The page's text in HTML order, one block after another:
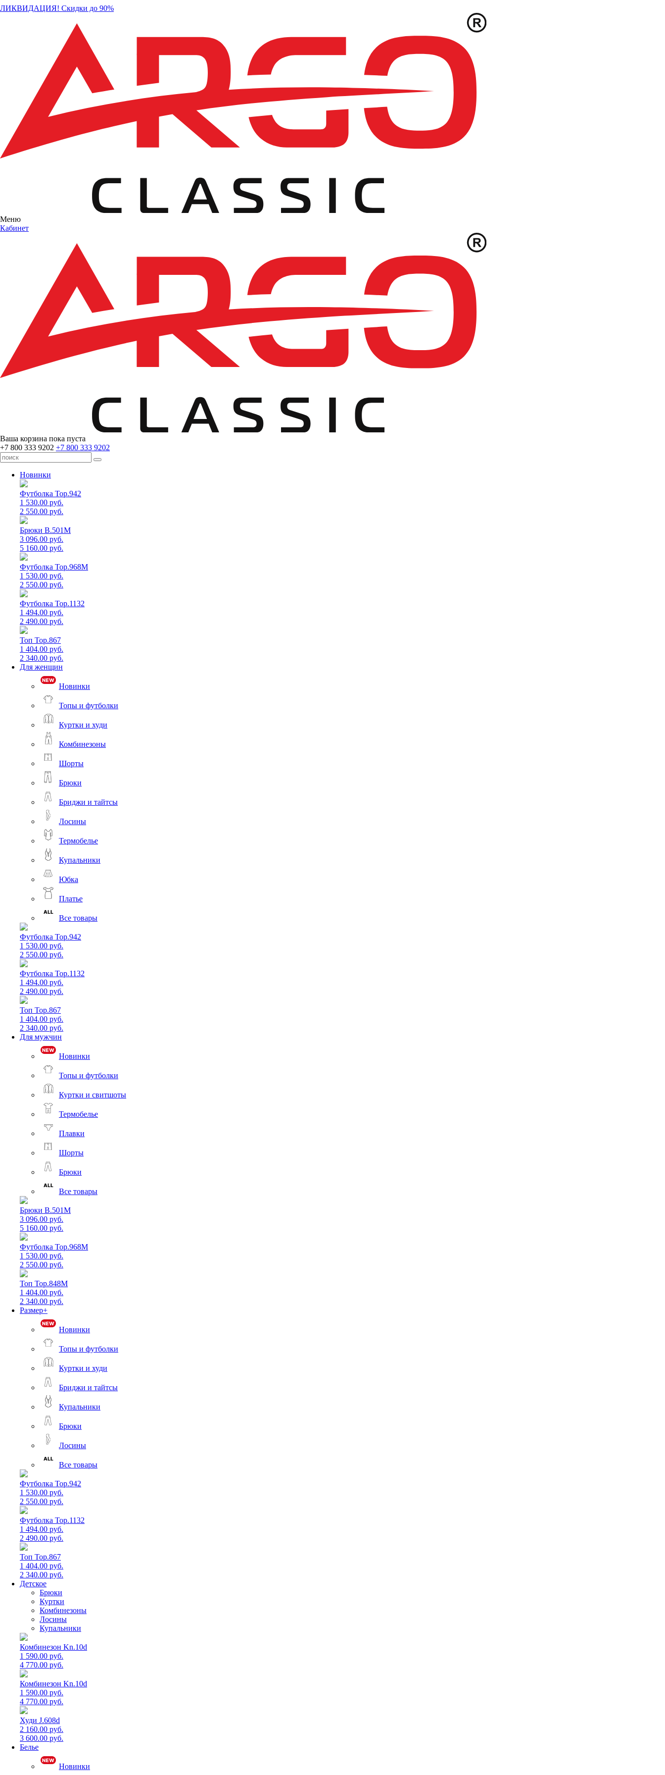
ЛИКВИДАЦИЯ! Скидки до 90%
Меню
Кабинет
Ваша корзина пока пуста
+7 800 333 9202 +7 800 333 9202
Новинки
Футболка Top.942
1 530.00 руб.
2 550.00 руб.
Брюки B.501M
3 096.00 руб.
5 160.00 руб.
Футболка Top.968M
1 530.00 руб.
2 550.00 руб.
Футболка Top.1132
1 494.00 руб.
2 490.00 руб.
Топ Top.867
1 404.00 руб.
2 340.00 руб.
Для женщин
Новинки
Топы и футболки
Куртки и худи
Комбинезоны
Шорты
Брюки
Бриджи и тайтсы
Лосины
Термобелье
Купальники
Юбка
Платье
Все товары
Футболка Top.942
1 530.00 руб.
2 550.00 руб.
Футболка Top.1132
1 494.00 руб.
2 490.00 руб.
Топ Top.867
1 404.00 руб.
2 340.00 руб.
Для мужчин
Новинки
Топы и футболки
Куртки и свитшоты
Термобелье
Плавки
Шорты
Брюки
Все товары
Брюки B.501M
3 096.00 руб.
5 160.00 руб.
Футболка Top.968M
1 530.00 руб.
2 550.00 руб.
Топ Top.848M
1 404.00 руб.
2 340.00 руб.
Размер+
Новинки
Топы и футболки
Куртки и худи
Бриджи и тайтсы
Купальники
Брюки
Лосины
Все товары
Футболка Top.942
1 530.00 руб.
2 550.00 руб.
Футболка Top.1132
1 494.00 руб.
2 490.00 руб.
Топ Top.867
1 404.00 руб.
2 340.00 руб.
Детское
Брюки
Куртки
Комбинезоны
Лосины
Купальники
Комбинезон Kn.10d
1 590.00 руб.
4 770.00 руб.
Комбинезон Kn.10d
1 590.00 руб.
4 770.00 руб.
Худи J.608d
2 160.00 руб.
3 600.00 руб.
Белье
Новинки